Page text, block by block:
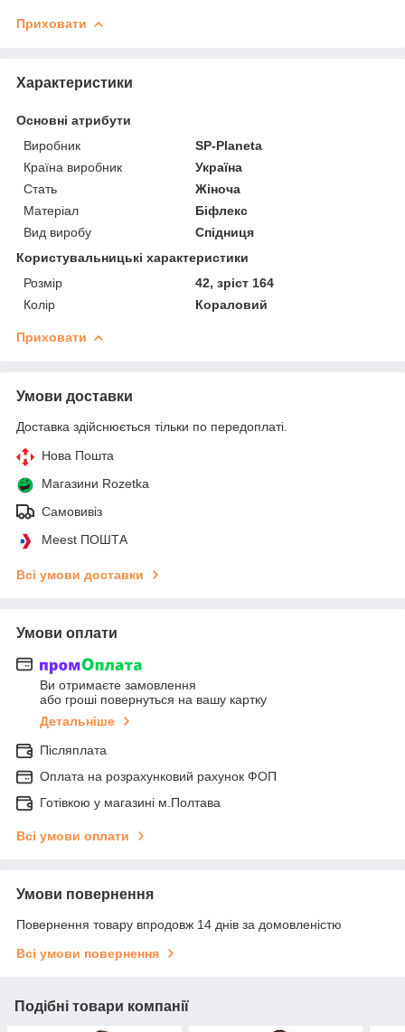
Приховати
Характеристики
Основні атрибути
Виробник
SP-Planeta
Країна виробник
Україна
Стать
Жіноча
Матеріал
Біфлекс
Вид виробу
Спідниця
Користувальницькі характеристики
Розмір
42, зріст 164
Колір
Кораловий
Приховати
Умови доставки
Доставка здійснюється тільки по передоплаті.
Нова Пошта
Магазини Rozetka
Самовивіз
Meest ПОШТА
Всі умови доставки
Умови оплати
Ви отримаєте замовлення
або гроші повернуться на вашу картку
Детальніше
Післяплата
Оплата на розрахунковий рахунок ФОП
Готівкою у магазині м.Полтава
Всі умови оплати
Умови повернення
Повернення товару впродовж 14 днів за домовленістю
Всі умови повернення
Подібні товари компанії